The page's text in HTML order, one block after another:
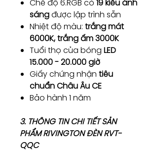
Chế độ 6.RGB có 19 kiểu ánh
sángđược lập trình sẵn
Nhiệt độ màu: trắng mát
6000K, trắng ấm 3000K
Tuổi thọ của bóng LED
15.000 - 20.000 giờ
Giấy chứng nhận tiêu
chuẩn Châu Âu CE
Bảo hành 1 năm
3. THÔNG TIN CHI TIẾT SẢN
PHẨM RIVINGTON ĐÈN RVT-
QQC